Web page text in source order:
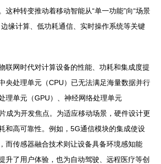
这种转变推动着移动智能从“单一功能”向“场景
缘计算、低功耗通信、实时操作系统等关键
联网时代对计算设备的性能、功耗和集成度提
央处理单元（CPU）已无法满足海量数据并行
理单元（GPU）、神经网络处理单元
成为开发焦点。为适应移动场景，硬件设计更
和高可靠性。例如，5G通信模块的集成使设
而传感器融合技术则让设备具备环境感知能
升了用户体验，也为自动驾驶、远程医疗等创